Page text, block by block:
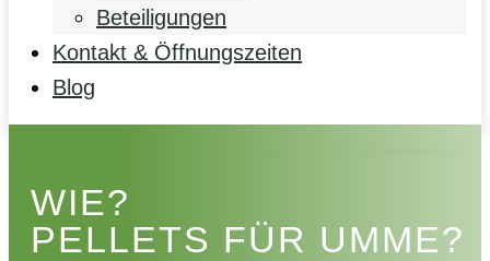
Beteiligungen
Kontakt & Öffnungszeiten
Blog
WIE?
PELLETS FÜR UMME?